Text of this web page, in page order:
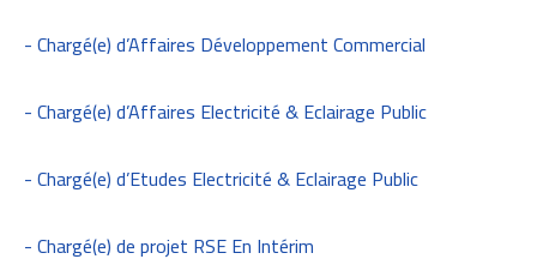
- Chargé(e) d’Affaires Développement Commercial
- Chargé(e) d’Affaires Electricité & Eclairage Public
- Chargé(e) d’Etudes Electricité & Eclairage Public
- Chargé(e) de projet RSE En Intérim